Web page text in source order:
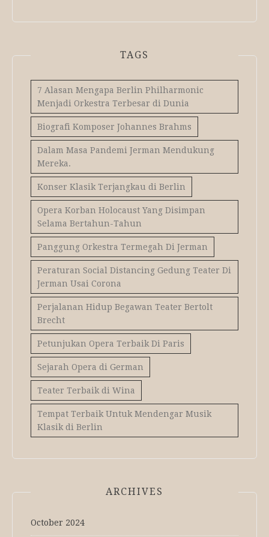
TAGS
7 Alasan Mengapa Berlin Philharmonic
Menjadi Orkestra Terbesar di Dunia
Biografi Komposer Johannes Brahms
Dalam Masa Pandemi Jerman Mendukung
Mereka.
Konser Klasik Terjangkau di Berlin
Opera Korban Holocaust Yang Disimpan
Selama Bertahun-Tahun
Panggung Orkestra Termegah Di Jerman
Peraturan Social Distancing Gedung Teater Di
Jerman Usai Corona
Perjalanan Hidup Begawan Teater Bertolt
Brecht
Petunjukan Opera Terbaik Di Paris
Sejarah Opera di German
Teater Terbaik di Wina
Tempat Terbaik Untuk Mendengar Musik
Klasik di Berlin
ARCHIVES
October 2024